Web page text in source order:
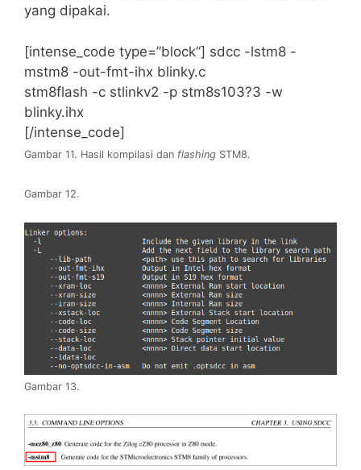
yang dipakai.
[intense_code type=”block”] sdcc -lstm8 -
mstm8 -out-fmt-ihx blinky.c
stm8flash -c stlinkv2 -p stm8s103?3 -w
blinky.ihx
[/intense_code]
Gambar 11. Hasil kompilasi dan flashing STM8.
Gambar 12.
Gambar 13.